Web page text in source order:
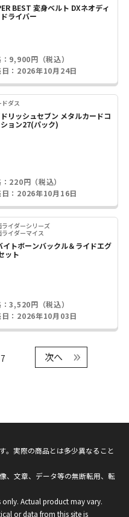
BEST 変身ベルト DXネオディ
ライバー
9,900円（税込）
日：2026年10月24日
ダス
リッシュセブン メタルカードコ
ョン27(パック)
220円（税込）
日：2026年10月16日
ライダーシリーズ
イダーマイス
イトボーンバックル＆ライドエグ
ット
3,520円（税込）
日：2026年10月03日
次へ
。実際の商品とは多少異なること
、文章、データ等の無断転用、転
Actual product may vary.
or data from this site is